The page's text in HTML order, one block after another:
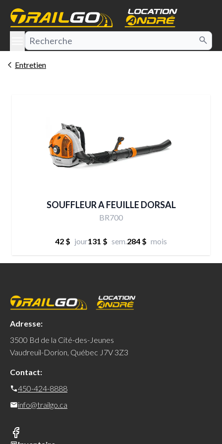
menu
Entretien
SOUFFLEUR A FEUILLE DORSAL
BR700
42 $ jour131 $ sem.284 $ mois
Adresse:
3500 Bd de la Cité-des-Jeunes
Vaudreuil-Dorion, Québec J7V 3Z3
Contact:
450-424-8888
info@trailgo.ca